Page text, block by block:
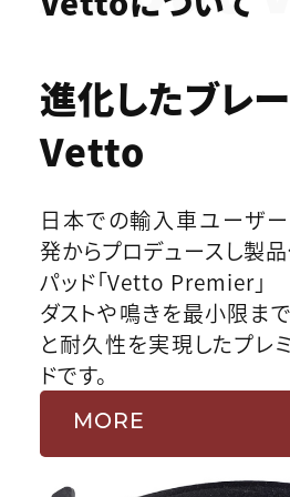
進化したブレ
Vetto
日本での輸入車ユーザ
発からプロデュースし製
パッド「Vetto Premier」
ダストや鳴きを最小限ま
と耐久性を実現したプレ
ドです。
MORE